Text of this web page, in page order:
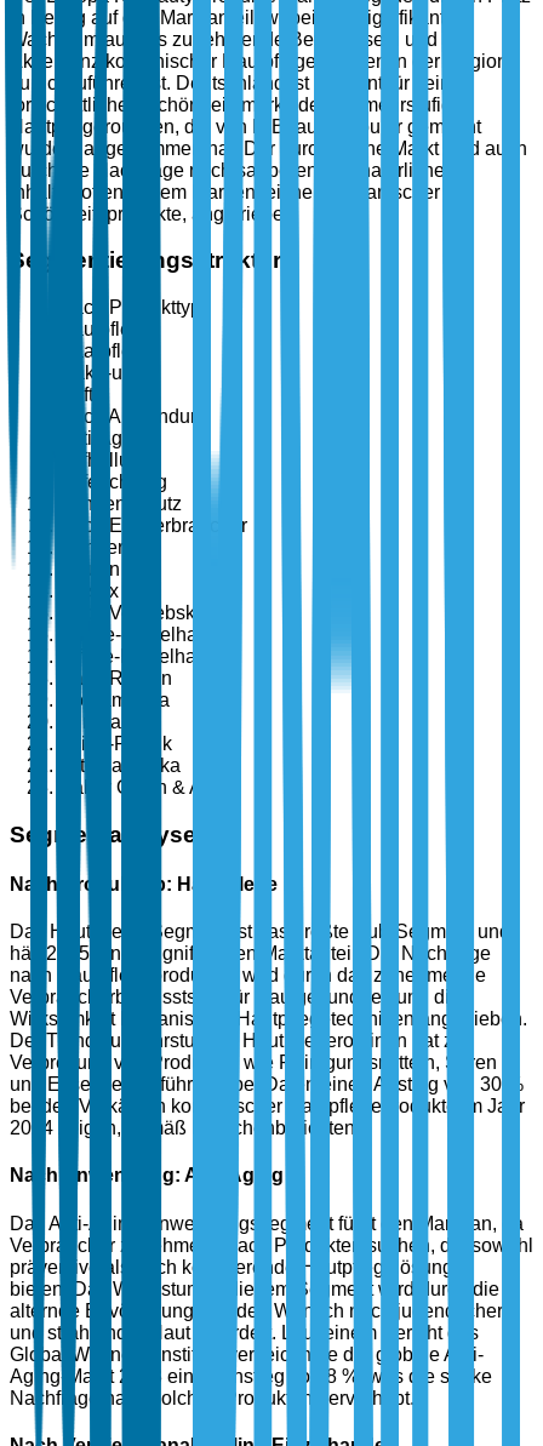
in Bezug auf den Marktanteil, wobei das signifikante
Wachstum auf das zunehmende Bewusstsein und die
Akzeptanz koreanischer Hautpflegeroutinen in der Region
zurückzuführen ist. Deutschland ist bekannt für seinen
fortschrittlichen Schönheitsmarkt, der die mehrstufigen
Hautpflegeroutinen, die von K-Beauty populär gemacht
wurden, angenommen hat. Der europäische Markt wird auch
durch die Nachfrage nach sauberen und natürlichen
Inhaltsstoffen, einem Markenzeichen koreanischer
Schönheitsprodukte, angetrieben.
Segmentierungsstruktur
Nach Produkttyp
Hautpflege
Haarpflege
Make-up
Düfte
Nach Anwendung
Anti-Aging
Aufhellung
Befeuchtung
Sonnenschutz
Nach Endverbraucher
Männer
Frauen
Unisex
Nach Vertriebskanal
Online-Einzelhandel
Offline-Einzelhandel
Nach Region
Nordamerika
Europa
Asien-Pazifik
Lateinamerika
Naher Osten & Afrika
Segmentanalyse
Nach Produkttyp: Hautpflege
Das Hautpflege-Segment ist das größte Sub-Segment und
hält 2025 einen signifikanten Marktanteil. Die Nachfrage
nach Hautpflegeprodukten wird durch das zunehmende
Verbraucherbewusstsein für Hautgesundheit und die
Wirksamkeit koreanischer Hautpflegetechniken angetrieben.
Der Trend zu mehrstufigen Hautpflegeroutinen hat zur
Verbreitung von Produkten wie Reinigungsmitteln, Seren
und Essenzen geführt, wobei Daten einen Anstieg von 30 %
bei den Verkäufen koreanischer Hautpflegeprodukte im Jahr
2024 zeigen, gemäß Branchenberichten.
Nach Anwendung: Anti-Aging
Das Anti-Aging-Anwendungssegment führt den Markt an, da
Verbraucher zunehmend nach Produkten suchen, die sowohl
präventive als auch korrigierende Hautpflegelösungen
bieten. Das Wachstum in diesem Segment wird durch die
alternde Bevölkerung und den Wunsch nach jugendlicher
und strahlender Haut gefördert. Laut einem Bericht des
Global Wellness Institute verzeichnete der globale Anti-
Aging-Markt 2023 einen Anstieg von 8 %, was die starke
Nachfrage nach solchen Produkten hervorhebt.